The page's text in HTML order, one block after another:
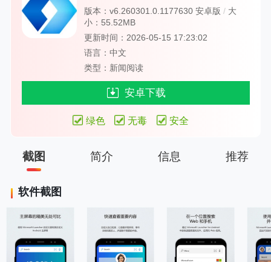
版本：v6.260301.0.1177630 安卓版/ 大
小：55.52MB
更新时间：2026-05-15 17:23:02
语言：中文
类型：新闻阅读
安卓下载
绿色 无毒 安全
截图 简介 信息 推荐
软件截图